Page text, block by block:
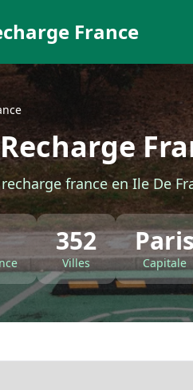
France
france en Ile De
352
Villes Capitale